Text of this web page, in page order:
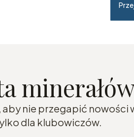
nie przegapić nowości
dla klubowiczów.